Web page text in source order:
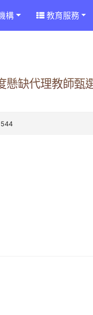
構 教育服務
懸缺代理教師甄